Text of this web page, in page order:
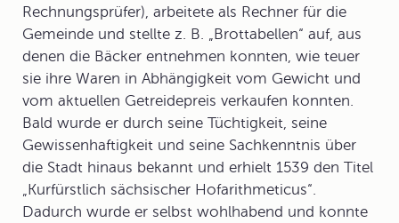
Rechnungsprüfer), arbeitete als Rechner für die
Gemeinde und stellte z. B. „Brottabellen“ auf, aus
denen die Bäcker entnehmen konnten, wie teuer
sie ihre Waren in Abhängigkeit vom Gewicht und
vom aktuellen Getreidepreis verkaufen konnten.
Bald wurde er durch seine Tüchtigkeit, seine
Gewissenhaftigkeit und seine Sachkenntnis über
die Stadt hinaus bekannt und erhielt 1539 den Titel
„Kurfürstlich sächsischer Hofarithmeticus“.
Dadurch wurde er selbst wohlhabend und konnte